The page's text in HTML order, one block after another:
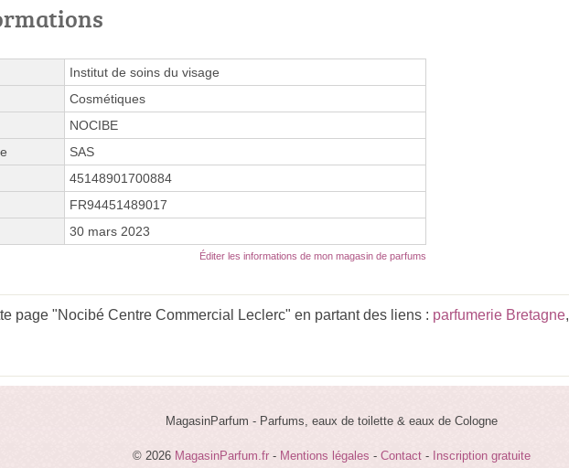
Institut de soins du visage
Cosmétiques
NOCIBE
SAS
45148901700884
FR94451489017
30 mars 2023
Éditer les informations de mon magasin de parfums
page "Nocibé Centre Commercial Leclerc" en partant des liens : parfumerie Bretagne,
MagasinParfum - Parfums, eaux de toilette & eaux de Cologne
© 2026 MagasinParfum.fr - Mentions légales - Contact- Inscription gratuite